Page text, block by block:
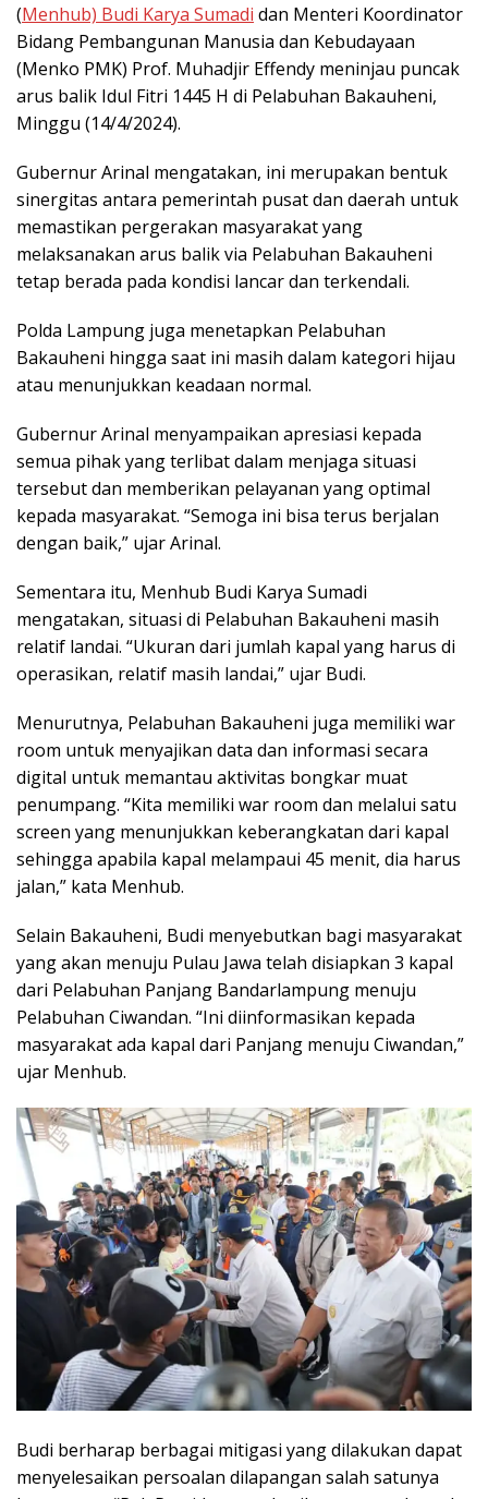
(Menhub) Budi Karya Sumadi dan Menteri Koordinator
Bidang Pembangunan Manusia dan Kebudayaan
(Menko PMK) Prof. Muhadjir Effendy meninjau puncak
arus balik Idul Fitri 1445 H di Pelabuhan Bakauheni,
Minggu (14/4/2024).
Gubernur Arinal mengatakan, ini merupakan bentuk
sinergitas antara pemerintah pusat dan daerah untuk
memastikan pergerakan masyarakat yang
melaksanakan arus balik via Pelabuhan Bakauheni
tetap berada pada kondisi lancar dan terkendali.
Polda Lampung juga menetapkan Pelabuhan
Bakauheni hingga saat ini masih dalam kategori hijau
atau menunjukkan keadaan normal.
Gubernur Arinal menyampaikan apresiasi kepada
semua pihak yang terlibat dalam menjaga situasi
tersebut dan memberikan pelayanan yang optimal
kepada masyarakat. “Semoga ini bisa terus berjalan
dengan baik,” ujar Arinal.
Sementara itu, Menhub Budi Karya Sumadi
mengatakan, situasi di Pelabuhan Bakauheni masih
relatif landai. “Ukuran dari jumlah kapal yang harus di
operasikan, relatif masih landai,” ujar Budi.
Menurutnya, Pelabuhan Bakauheni juga memiliki war
room untuk menyajikan data dan informasi secara
digital untuk memantau aktivitas bongkar muat
penumpang. “Kita memiliki war room dan melalui satu
screen yang menunjukkan keberangkatan dari kapal
sehingga apabila kapal melampaui 45 menit, dia harus
jalan,” kata Menhub.
Selain Bakauheni, Budi menyebutkan bagi masyarakat
yang akan menuju Pulau Jawa telah disiapkan 3 kapal
dari Pelabuhan Panjang Bandarlampung menuju
Pelabuhan Ciwandan. “Ini diinformasikan kepada
masyarakat ada kapal dari Panjang menuju Ciwandan,”
ujar Menhub.
Budi berharap berbagai mitigasi yang dilakukan dapat
menyelesaikan persoalan dilapangan salah satunya